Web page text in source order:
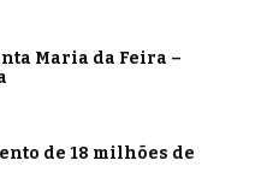
Maria da Feira –
de 18 milhões de